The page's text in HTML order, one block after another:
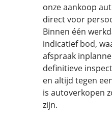
onze aankoop
direct voor
Binnen één
indicatief bod,
afspraak
definitieve
en altijd tegen
is autoverkopen
zijn.